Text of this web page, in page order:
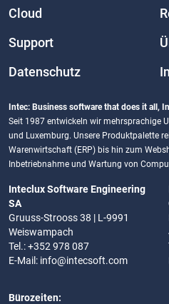
Cloud
Support
Datenschutz
Intec: Business software that does it all,
Seit 1987 entwickeln wir mehrsprachige
und Luxemburg. Unsere Produktpalette
Warenwirtschaft (ERP) bis hin zum
Inbetriebnahme und Wartung von
Inteclux Software Engineering
SA
Gruuss-Strooss 38 | L-9991
Weiswampach
Tel.: +352 978 087
E-Mail: info@intecsoft.com
Bürozeiten: